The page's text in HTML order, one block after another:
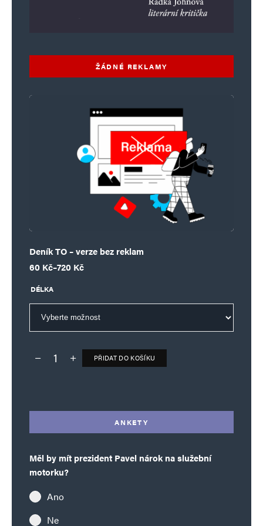
ŽÁDNÉ REKLAMY
Deník TO – verze bez reklam
60 Kč–720 Kč
Rozpětí cen: 60 Kč až 720 Kč
DÉLKA
Deník TO – verze bez reklam množství
PŘIDAT DO KOŠÍKU
ANKETY
Měl by mít prezident Pavel nárok na služební
motorku?
Ano
Ne